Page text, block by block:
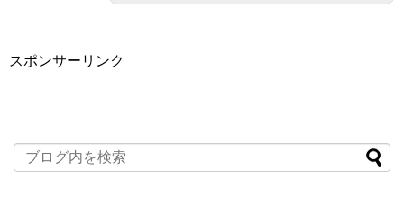
スポンサーリンク